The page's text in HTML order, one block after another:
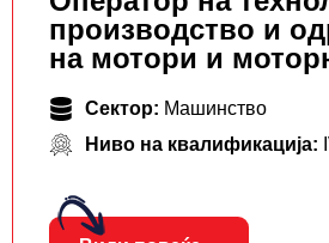
производство и
на мотори и
Сектор: Машинство
Ниво на квалификација: